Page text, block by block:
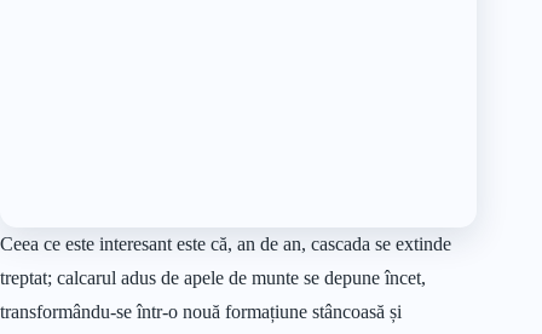
Ceea ce este interesant este că, an de an, cascada se extinde
treptat; calcarul adus de apele de munte se depune încet,
transformându-se într-o nouă formațiune stâncoasă și